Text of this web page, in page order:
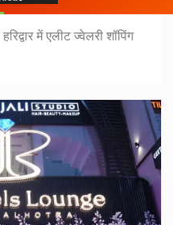
में एलीट ज्वेलरी शॉपिंग